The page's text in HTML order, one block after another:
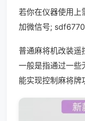
若你在仪器使用上
加微信号; sdf6770
普通麻将机改装遥
一般是指通过一些
能实现控制麻将牌